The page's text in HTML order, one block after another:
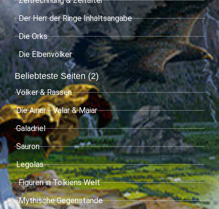
Der Herr der Ringe Inhaltsangabe
Die Orks
Die Elbenvölker
Beliebteste Seiten (2)
Völker & Rassen
Die Ainur - Valar & Maiar
Galadriel
Sauron
Legolas
Figuren in Tolkiens Welt
Mythische Gegenstände